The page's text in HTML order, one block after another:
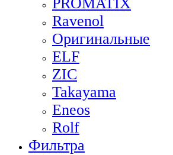
Ravenol
Оригинальные
ELF
ZIC
Takayama
Eneos
Rolf
Фильтра